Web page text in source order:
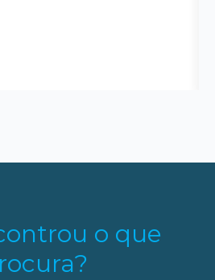
o que